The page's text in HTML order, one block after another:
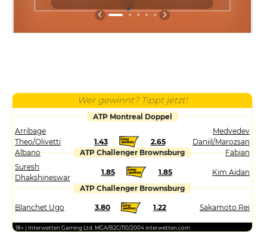
Wer gewinnt? Tippt jetzt!
ATP Montreal Doppel
Arribage
Theo/Olivetti
Albano
1.43 2.65
Medvedev
Daniil/Marozsan
Fabian
ATP Challenger Brownsburg
Suresh
Dhakshineswar
1.85 1.85
Kim Aidan
ATP Challenger Brownsburg
Blanchet Ugo 3.80 1.22 Sakamoto Rei
18+ | Interwetten Gaming Ltd. MGA/B2C/110/2004 interwetten.com